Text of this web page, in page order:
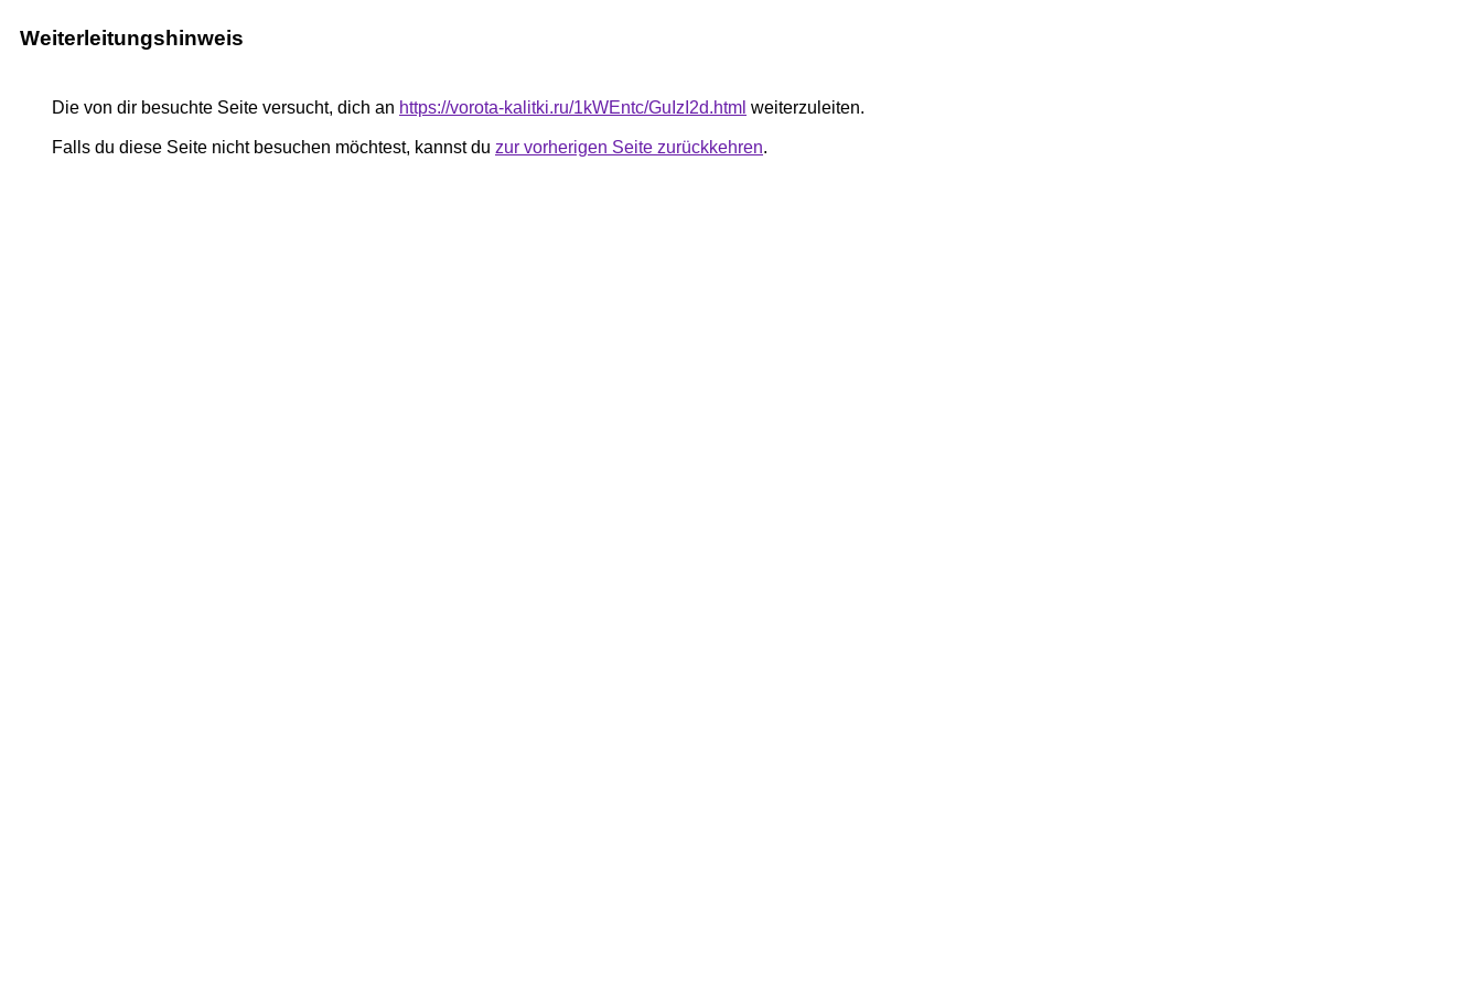
Weiterleitungshinweis
Die von dir besuchte Seite versucht, dich an https://vorota-kalitki.ru/1kWEntc/GuIzI2d.html weiterzuleiten.
Falls du diese Seite nicht besuchen möchtest, kannst du zur vorherigen Seite zurückkehren.